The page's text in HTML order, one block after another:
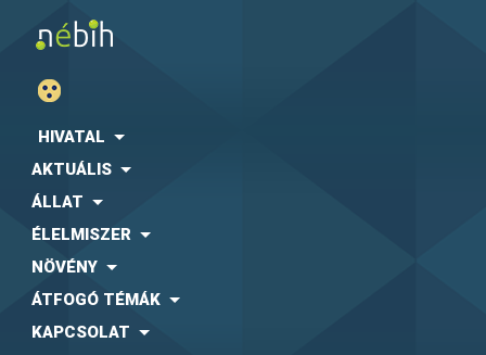
HIVATAL
AKTUÁLIS
ÁLLAT
ÉLELMISZER
NÖVÉNY
ÁTFOGÓ TÉMÁK
KAPCSOLAT